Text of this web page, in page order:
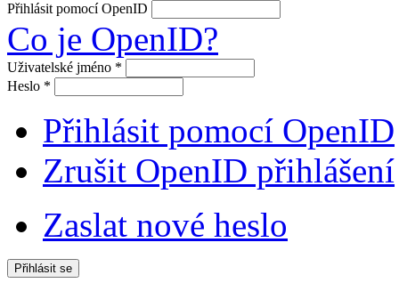
Přihlásit pomocí OpenID
Co je OpenID?
Uživatelské jméno *
Heslo *
Přihlásit pomocí OpenID
Zrušit OpenID přihlášení
Zaslat nové heslo